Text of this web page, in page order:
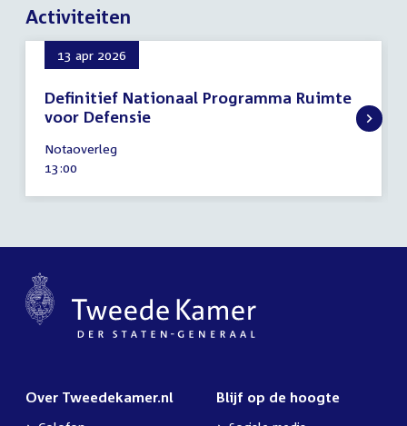
Activiteiten
13 apr 2026
Definitief Nationaal Programma Ruimte
voor Defensie
april
2026
Notaoverleg
Tijd
13:00
Over Tweedekamer.nl Blijf op de hoogte